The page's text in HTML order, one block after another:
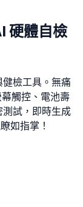
硬體自檢
檢工具。無痛
觸控、電池壽
試，即時生成
如指掌！